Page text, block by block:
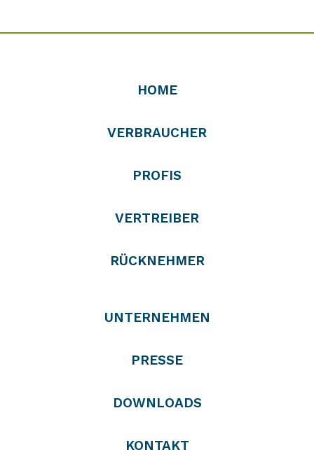
HOME
VERBRAUCHER
PROFIS
VERTREIBER
RÜCKNEHMER
UNTERNEHMEN
PRESSE
DOWNLOADS
KONTAKT